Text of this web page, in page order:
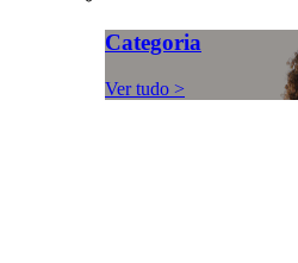
Categoria
Ver tudo >